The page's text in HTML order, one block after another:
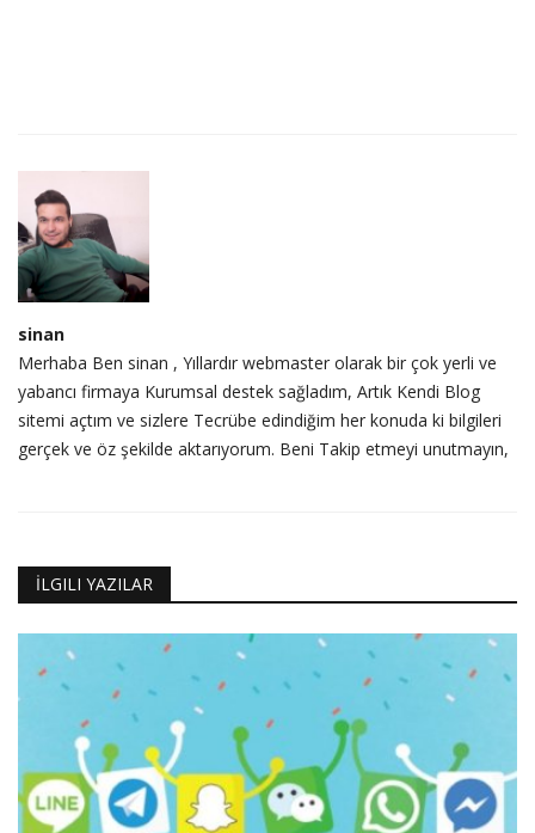
sinan
Merhaba Ben sinan , Yıllardır webmaster olarak bir çok yerli ve
yabancı firmaya Kurumsal destek sağladım, Artık Kendi Blog
sitemi açtım ve sizlere Tecrübe edindiğim her konuda ki bilgileri
gerçek ve öz şekilde aktarıyorum. Beni Takip etmeyi unutmayın,
İLGILI YAZILAR